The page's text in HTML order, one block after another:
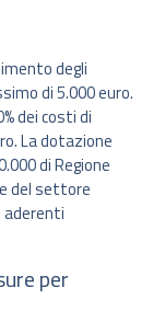
degli
di 5.000 euro.
dei costi di
La dotazione
di Regione
del settore
aderenti
per